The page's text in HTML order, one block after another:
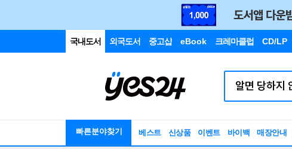
국내도서 외국도서 중고샵 eBook 크레마클럽 CD/LP
빠른분야찾기 베스트 신상품 이벤트 바이백 매장안내